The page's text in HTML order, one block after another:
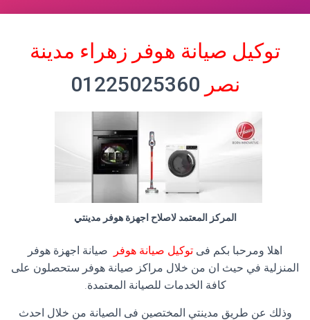
توكيل صيانة هوفر زهراء مدينة
نصر
المركز المعتمد لاصلاح اجهزة هوفر مدينتي
اهلا ومرحبا بكم فى توكيل صيانة هوفر صيانة اجهزة هوفر
المنزلية في حيث ان من خلال مراكز صيانة هوفر ستحصلون على
كافة الخدمات للصيانة المعتمدة.
وذلك عن طريق مدينتي المختصين فى الصيانة من خلال احدث